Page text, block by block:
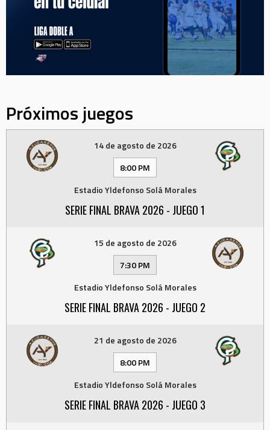
Próximos juegos
14 de agosto de 2026
8:00 PM
Estadio Yldefonso Solá Morales
SERIE FINAL BRAVA 2026 - JUEGO 1
15 de agosto de 2026
7:30 PM
Estadio Yldefonso Solá Morales
SERIE FINAL BRAVA 2026 - JUEGO 2
21 de agosto de 2026
8:00 PM
Estadio Yldefonso Solá Morales
SERIE FINAL BRAVA 2026 - JUEGO 3